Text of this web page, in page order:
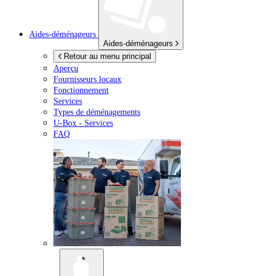
Aides-déménageurs
Aides-déménageurs
Retour au menu principal
Aperçu
Fournisseurs locaux
Fonctionnement
Services
Types de déménagements
U-Box - Services
FAQ